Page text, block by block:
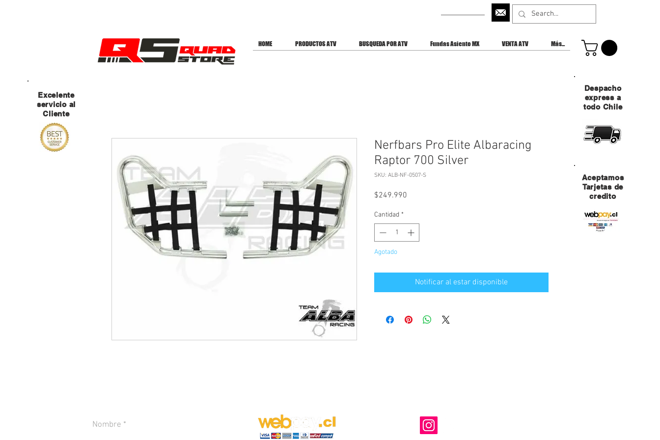
HOME PRODUCTOS ATV BUSQUEDA POR ATV Fundas Asiento MX VENTA ATV Más...
Nerfbars Pro Elite Albaracing
Raptor 700 Silver
SKU: ALB-NF-0507-S
$249.990
Cantidad *
Agotado
Notificar al estar disponible
Aceptamos
Tarjetas de
credito
Excelente
servicio al
Cliente
Despacho
express a
todo Chile